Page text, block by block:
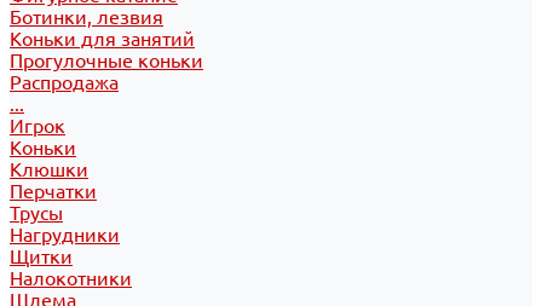
Ботинки, лезвия
Коньки для занятий
Прогулочные коньки
Распродажа
...
Игрок
Коньки
Клюшки
Перчатки
Трусы
Нагрудники
Щитки
Налокотники
Шлема